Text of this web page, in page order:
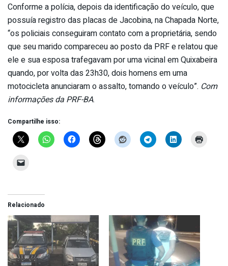
Conforme a polícia, depois da identificação do veículo, que
possuía registro das placas de Jacobina, na Chapada Norte,
“os policiais conseguiram contato com a proprietária, sendo
que seu marido compareceu ao posto da PRF e relatou que
ele e sua esposa trafegavam por uma vicinal em Quixabeira
quando, por volta das 23h30, dois homens em uma
motocicleta anunciaram o assalto, tomando o veículo”. Com
informações da PRF-BA.
Compartilhe isso:
Relacionado